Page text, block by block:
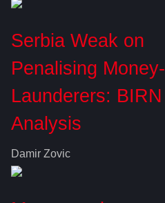
Serbia Weak on
Penalising Money-
Launderers: BIRN
Analysis
Damir Zovic